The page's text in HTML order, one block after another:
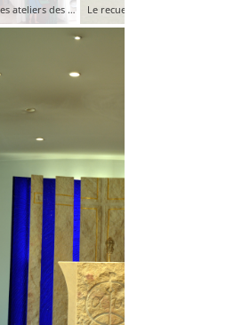
Les ateliers des enfants Le recueillement